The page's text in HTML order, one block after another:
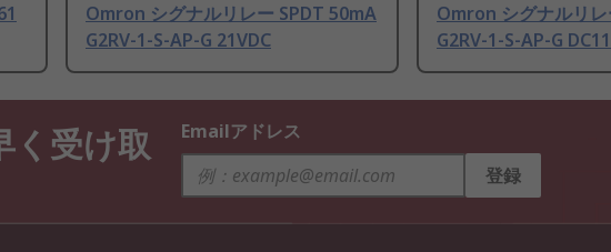
Omron シグナルリレー SPDT 50mA
G2RV-1-S-AP-G 21VDC
Omron シグナルリ
G2RV-1-S-AP-G DC11
く受け取
Emailアドレス
登録